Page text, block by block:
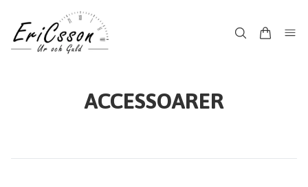
ACCESSOARER